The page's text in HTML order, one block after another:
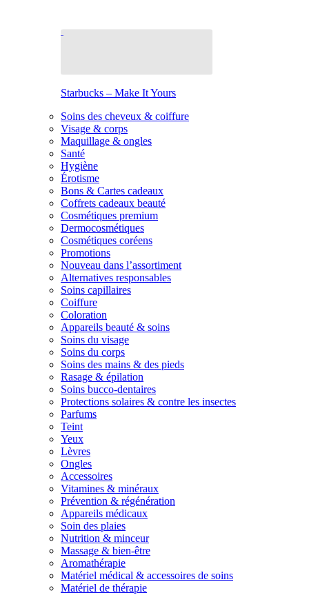
Starbucks – Make It Yours
Soins des cheveux & coiffure
Visage & corps
Maquillage & ongles
Santé
Hygiène
Érotisme
Bons & Cartes cadeaux
Coffrets cadeaux beauté
Cosmétiques premium
Dermocosmétiques
Cosmétiques coréens
Promotions
Nouveau dans l’assortiment
Alternatives responsables
Soins capillaires
Coiffure
Coloration
Appareils beauté & soins
Soins du visage
Soins du corps
Soins des mains & des pieds
Rasage & épilation
Soins bucco-dentaires
Protections solaires & contre les insectes
Parfums
Teint
Yeux
Lèvres
Ongles
Accessoires
Vitamines & minéraux
Prévention & régénération
Appareils médicaux
Soin des plaies
Nutrition & minceur
Massage & bien-être
Aromathérapie
Matériel médical & accessoires de soins
Matériel de thérapie